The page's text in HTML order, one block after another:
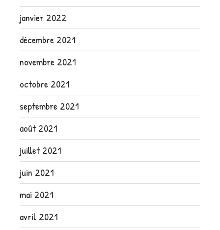
janvier 2022
décembre 2021
novembre 2021
octobre 2021
septembre 2021
août 2021
juillet 2021
juin 2021
mai 2021
avril 2021